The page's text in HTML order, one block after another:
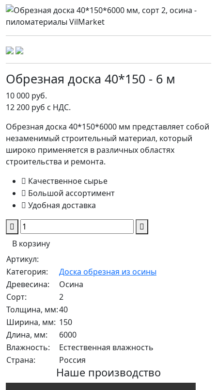
Обрезная доска 40*150 - 6 м
10 000 руб.
12 200 руб с НДС.
Обрезная доска 40*150*6000 мм представляет собой
незаменимый строительный материал, который
широко применяется в различных областях
строительства и ремонта.
Качественное сырье
Большой ассортимент
Удобная доставка
В корзину
Артикул:
Категория:
Доска обрезная из осины
Древесина:
Осина
Сорт:
2
Толщина, мм:40
Ширина, мм: 150
Длина, мм:
6000
Влажность:
Естественная влажность
Страна:
Россия
Наше производство